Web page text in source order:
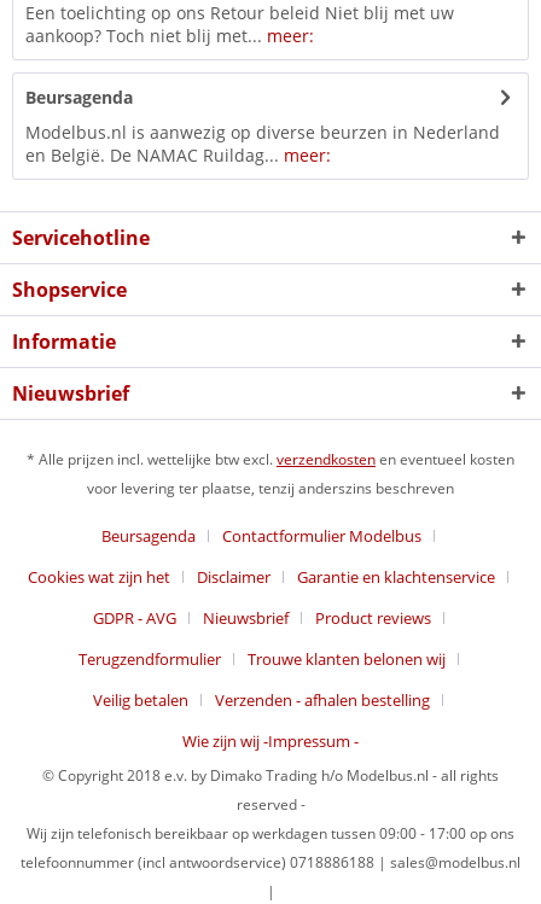
Een toelichting op ons Retour beleid Niet blij met uw
aankoop? Toch niet blij met... meer:
Beursagenda
Modelbus.nl is aanwezig op diverse beurzen in Nederland
en België. De NAMAC Ruildag... meer:
Servicehotline
Shopservice
Informatie
Nieuwsbrief
* Alle prijzen incl. wettelijke btw excl.verzendkostenen eventueel kosten
voor levering ter plaatse, tenzij anderszins beschreven
Beursagenda
Contactformulier Modelbus
Cookies wat zijn het
Disclaimer
Garantie en klachtenservice
GDPR - AVG
Nieuwsbrief
Product reviews
Terugzendformulier
Trouwe klanten belonen wij
Veilig betalen
Verzenden - afhalen bestelling
Wie zijn wij -Impressum -
© Copyright 2018 e.v. by Dimako Trading h/o Modelbus.nl - all rights
reserved -
Wij zijn telefonisch bereikbaar op werkdagen tussen 09:00 - 17:00 op ons
telefoonnummer (incl antwoordservice) 0718886188 | sales@modelbus.nl
|